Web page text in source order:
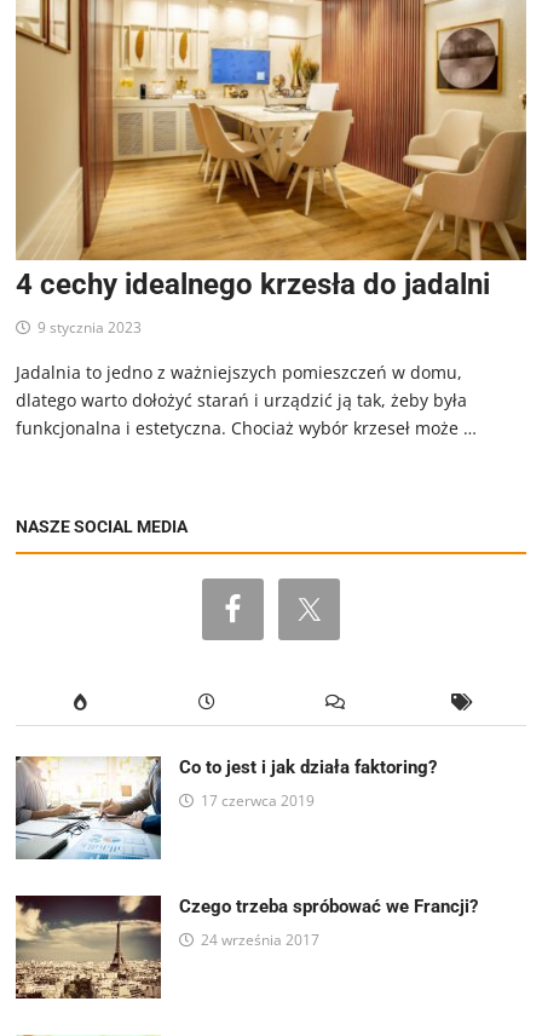
4 cechy idealnego krzesła do jadalni
9 stycznia 2023
Jadalnia to jedno z ważniejszych pomieszczeń w domu,
dlatego warto dołożyć starań i urządzić ją tak, żeby była
funkcjonalna i estetyczna. Chociaż wybór krzeseł może …
NASZE SOCIAL MEDIA
Co to jest i jak działa faktoring?
17 czerwca 2019
Czego trzeba spróbować we Francji?
24 września 2017